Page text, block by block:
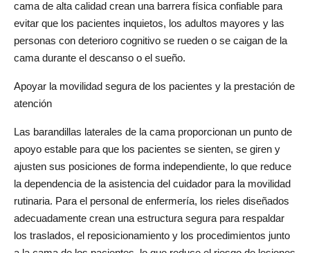
cama de alta calidad crean una barrera física confiable para
evitar que los pacientes inquietos, los adultos mayores y las
personas con deterioro cognitivo se rueden o se caigan de la
cama durante el descanso o el sueño.
Apoyar la movilidad segura de los pacientes y la prestación de
atención
Las barandillas laterales de la cama proporcionan un punto de
apoyo estable para que los pacientes se sienten, se giren y
ajusten sus posiciones de forma independiente, lo que reduce
la dependencia de la asistencia del cuidador para la movilidad
rutinaria. Para el personal de enfermería, los rieles diseñados
adecuadamente crean una estructura segura para respaldar
los traslados, el reposicionamiento y los procedimientos junto